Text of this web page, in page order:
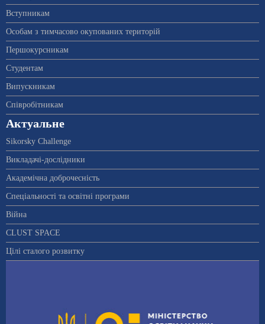
Вступникам
Особам з тимчасово окупованих територій
Першокурсникам
Студентам
Випускникам
Співробітникам
Актуальне
Sikorsky Challenge
Викладачі-дослідники
Академічна доброчесність
Спеціальності та освітні програми
Війна
CLUST SPACE
Цілі сталого розвитку